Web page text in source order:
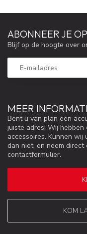
MEER
Bent u van plan een
juiste adres! Wij
accessoires. Kunnen wij
dan niet, en neem
contactformulier.
KOM
ABONNEER JE
Blijf op de hoogte over